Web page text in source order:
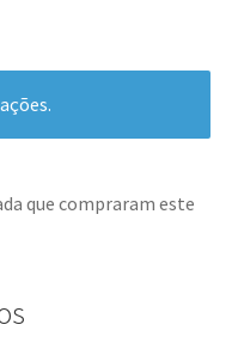
que compraram este